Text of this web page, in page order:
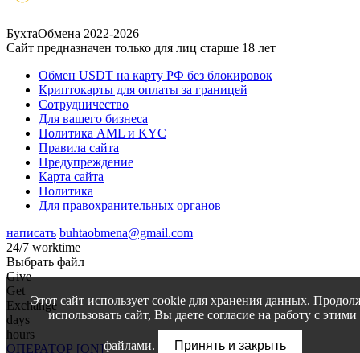
БухтаОбмена 2022-2026
Сайт предназначен только для лиц старше 18 лет
Обмен USDT на карту РФ без блокировок
Криптокарты для оплаты за границей
Сотрудничество
Для вашего бизнеса
Политика AML и KYC
Правила сайта
Предупреждение
Карта сайта
Политика
Для правохранительных органов
написать buhtaobmena@gmail.com
24/7 worktime
Выбрать файл
Give
Get
Exchange
days
hours
ОПЕРАТОР [ON]
Этот сайт использует cookie для хранения данных.
использовать сайт, Вы даете согласие на работу с этими
файлами. Принять и закрыть